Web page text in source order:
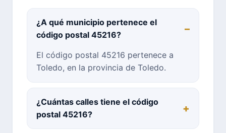
¿A qué municipio pertenece el
código postal 45216?
El código postal 45216 pertenece a
Toledo, en la provincia de Toledo.
¿Cuántas calles tiene el código
postal 45216?